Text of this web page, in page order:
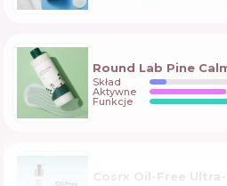
Round Lab Pine
Skład
Aktywne
Funkcje
Cosrx Oil-Free